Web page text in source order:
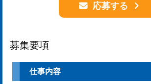
応募する
募集要項
仕事内容